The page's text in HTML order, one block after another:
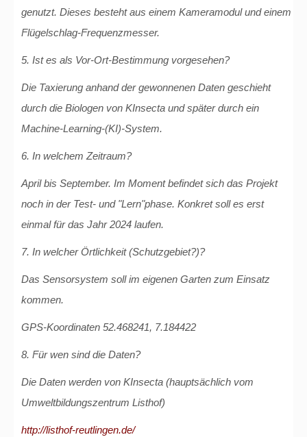
genutzt. Dieses besteht aus einem Kameramodul und einem
Flügelschlag-Frequenzmesser.
5. Ist es als Vor-Ort-Bestimmung vorgesehen?
Die Taxierung anhand der gewonnenen Daten geschieht
durch die Biologen von KInsecta und später durch ein
Machine-Learning-(KI)-System.
6. In welchem Zeitraum?
April bis September. Im Moment befindet sich das Projekt
noch in der Test- und "Lern"phase. Konkret soll es erst
einmal für das Jahr 2024 laufen.
7. In welcher Örtlichkeit (Schutzgebiet?)?
Das Sensorsystem soll im eigenen Garten zum Einsatz
kommen.
GPS-Koordinaten 52.468241, 7.184422
8. Für wen sind die Daten?
Die Daten werden von KInsecta (hauptsächlich vom
Umweltbildungszentrum Listhof)
http://listhof-reutlingen.de/